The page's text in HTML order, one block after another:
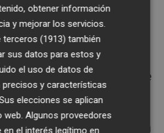
de la empresa figura
periódico de las
como
desde su colocación
de responder ante
derivada del uso, las
o posibles
caso de detectarse una
obtener información
y mejorar los servicios.
terceros (1913) también
sus datos para estos y
el uso de datos de
y características
elecciones se aplican
Algunos proveedores
en el interés legítimo en